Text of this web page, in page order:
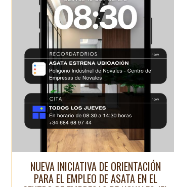
NUEVA INICIATIVA DE ORIENTACIÓN
PARA EL EMPLEO DE ASATA EN EL